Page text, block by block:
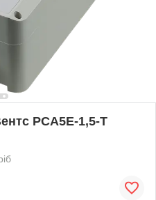
РСА5Е-1,5-Т